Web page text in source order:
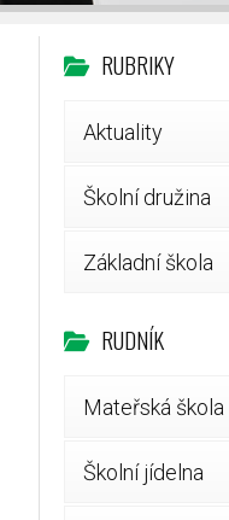
RUBRIKY
Aktuality
Školní družina
Základní škola
RUDNÍK
Mateřská škola
Školní jídelna